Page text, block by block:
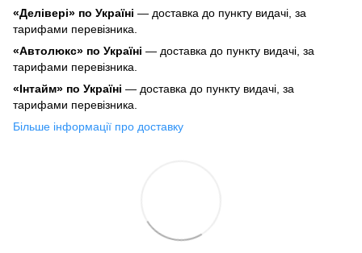
«Делівері» по Україні — доставка до пункту видачі, за
тарифами перевізника.
«Автолюкс» по Україні — доставка до пункту видачі, за
тарифами перевізника.
«Інтайм» по Україні — доставка до пункту видачі, за
тарифами перевізника.
Більше інформації про доставку